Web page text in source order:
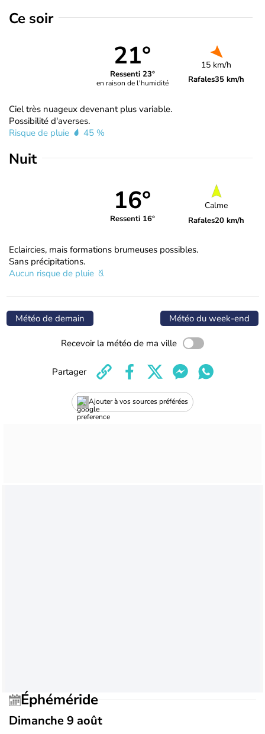
Ce soir
21°
Ressenti 23°
en raison de l'humidité
15 km/h
Rafales35 km/h
Ciel très nuageux devenant plus variable.
Possibilité d'averses.
Risque de pluie
45 %
Nuit
16°
Ressenti 16°
Calme
Rafales20 km/h
Eclaircies, mais formations brumeuses possibles.
Sans précipitations.
Aucun risque de pluie
Météo de demain Météo du week-end
Recevoir la météo de ma ville
Ajouter à vos sources préférées
Partager
Éphéméride
Dimanche 9 août